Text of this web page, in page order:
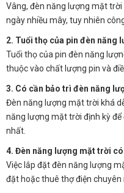
Vâng, đèn năng lượng mặt
ngày nhiều mây, tuy nhiên
2. Tuổi thọ của pin đèn năng
Tuổi thọ của pin đèn năng
thuộc vào chất lượng pin và
3. Có cần bảo trì đèn năng
Đèn năng lượng mặt trời khá
năng lượng mặt trời định kỳ
nhất.
4. Đèn năng lượng mặt trời
Việc lắp đặt đèn năng lượng
đặt hoặc thuê thợ điện chuyên